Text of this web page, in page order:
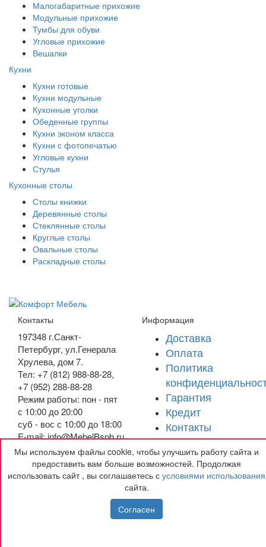
Малогабаритные прихожие
Модульные прихожие
Тумбы для обуви
Угловые прихожие
Вешалки
Кухни
Кухни готовые
Кухни модульные
Кухонные уголки
Обеденные группы
Кухни эконом класса
Кухни с фотопечатью
Угловые кухни
Стулья
Кухонные столы
Столы книжки
Деревянные столы
Стеклянные столы
Круглые столы
Овальные столы
Раскладные столы
Контакты
197348 г.Санкт-
Петербург, ул.Генерала
Хрулева, дом 7.
Тел: +7 (812) 988-88-28,
+7 (952) 288-88-28
Режим работы: пон - пят
с 10:00 до 20:00
суб - вос с 10:00 до 18:00
E-mail: info@MebelBspb.ru
Информация
Доставка
Оплата
Политика
Гарантия
Кредит
Контакты
Получить подарок
Мы используем файлы cookie, чтобы улучшить работу сайта и
предоставить вам больше возможностей. Продолжая
использовать сайт , вы соглашаетесь с условиями использования
сайта.
Согласен